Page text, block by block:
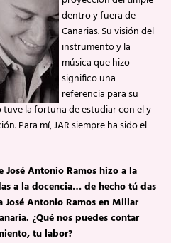
dentro y fuera de
Canarias. Su visión del
instrumento y la
música que hizo
significo una
referencia para su
la fortuna de estudiar con el y
Para mí, JAR siempre ha sido el
José Antonio Ramos hizo a la
a la docencia… de hecho tú das
José Antonio Ramos en Millar
¿Qué nos puedes contar
tu labor?